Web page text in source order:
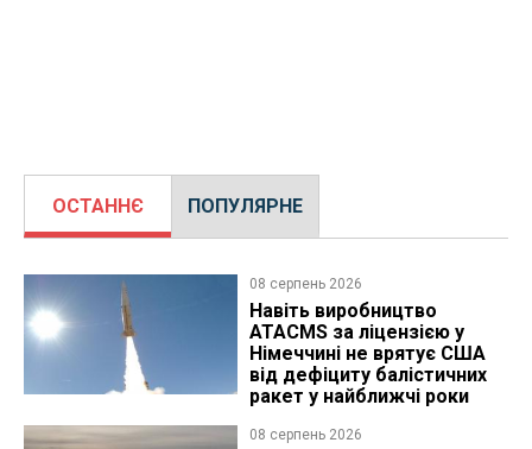
ОСТАННЄ ПОПУЛЯРНЕ
08 серпень 2026
Навіть виробництво
ATACMS за ліцензією у
Німеччині не врятує США
від дефіциту балістичних
ракет у найближчі роки
08 серпень 2026